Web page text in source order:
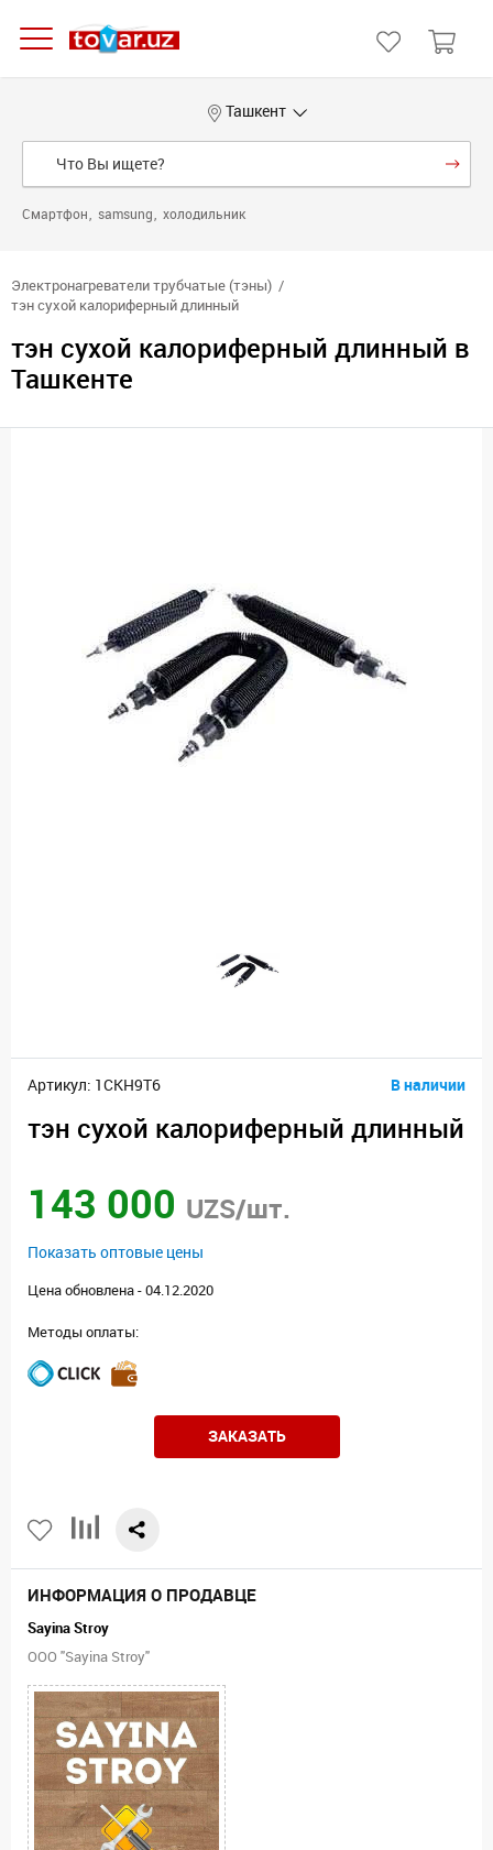
Ташкент
Смартфон samsung холодильник
Электронагреватели трубчатые (тэны)
тэн сухой калориферный длинный
тэн сухой калориферный длинный в
Ташкенте
Артикул: 1CKH9T6 В наличии
тэн сухой калориферный длинный
143 000 UZS/шт.
Показать оптовые цены
Цена обновлена - 04.12.2020
Методы оплаты:
ЗАКАЗАТЬ
ИНФОРМАЦИЯ О ПРОДАВЦЕ
Sayina Stroy
ООО "Sayina Stroy"